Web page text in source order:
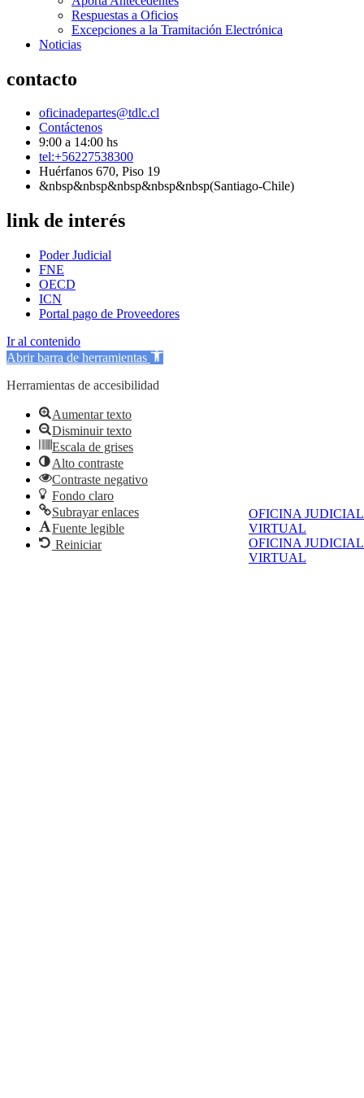
OFICINA JUDICIAL
VIRTUAL
OFICINA JUDICIAL
VIRTUAL
Respuestas a Oficios
Excepciones a la Tramitación Electrónica
Noticias
contacto
oficinadepartes@tdlc.cl
Contáctenos
9:00 a 14:00 hs
tel:+56227538300
Huérfanos 670, Piso 19
&nbsp&nbsp&nbsp&nbsp&nbsp(Santiago-Chile)
link de interés
Poder Judicial
FNE
OECD
ICN
Portal pago de Proveedores
Ir al contenido
Abrir barra de herramientas
Herramientas de accesibilidad
Aumentar texto
Disminuir texto
Escala de grises
Alto contraste
Contraste negativo
Fondo claro
Subrayar enlaces
Fuente legible
Reiniciar